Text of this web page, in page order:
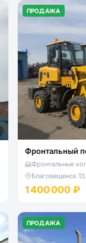
ПРОДАЖА
Фронтальный
Фронтальные
Благовещенск·
1 400 000 ₽
ПРОДАЖА